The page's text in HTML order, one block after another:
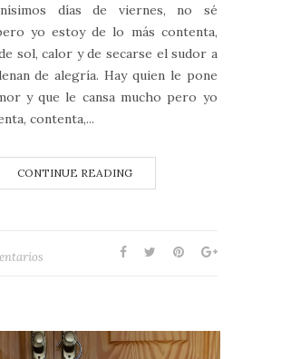
días de viernes, no sé
yo estoy de lo más contenta,
sol, calor y de secarse el sudor a
de alegría. Hay quien le pone
y que le cansa mucho pero yo
contenta,...
CONTINUE READING